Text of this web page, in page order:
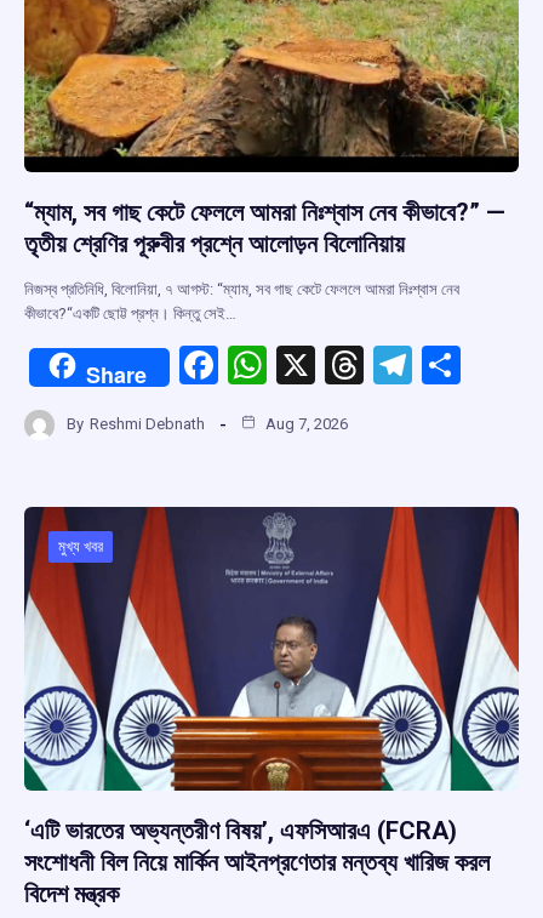
“ম্যাম, সব গাছ কেটে ফেললে আমরা নিঃশ্বাস নেব কীভাবে?” —
তৃতীয় শ্রেণির পূরুবীর প্রশ্নে আলোড়ন বিলোনিয়ায়
নিজস্ব প্রতিনিধি, বিলোনিয়া, ৭ আগস্ট: “ম্যাম, সব গাছ কেটে ফেললে আমরা নিঃশ্বাস নেব
কীভাবে?“একটি ছোট্ট প্রশ্ন। কিন্তু সেই…
Share
F
ce
o
o
k
W
at
A
p
p
X
T
d
s
T
a
m
By Reshmi Debnath Aug 7, 2026
মুখ্য খবর
‘এটি ভারতের অভ্যন্তরীণ বিষয়’, এফসিআরএ (FCRA)
সংশোধনী বিল নিয়ে মার্কিন আইনপ্রণেতার মন্তব্য খারিজ করল
বিদেশ মন্ত্রক